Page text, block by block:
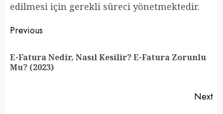
edilmesi için gerekli süreci yönetmektedir.
Post
navigation
Previous
E-Fatura Nedir, Nasıl Kesilir? E-Fatura Zorunlu
Mu? (2023)
Next